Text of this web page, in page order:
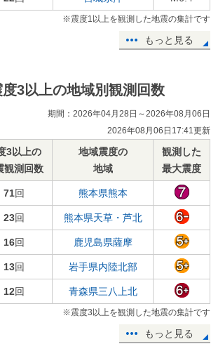
※震度1以上を観測した地震の集計です
もっと見る
度3以上の地域別観測回数
期間：2026年04月28日～2026年08月06日
2026年08月06日17:41更新
3以上の
観測回数
地域震度の
地域
観測した
最大震度
71回 熊本県熊本
23回 熊本県天草・芦北
16回 鹿児島県薩摩
13回 岩手県内陸北部
12回 青森県三八上北
※震度3以上を観測した地震の集計です
もっと見る